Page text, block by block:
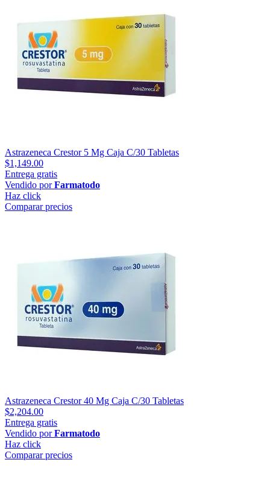
Astrazeneca Crestor 5 Mg Caja C/30 Tabletas
$1,149.00
Entrega gratis
Vendido porFarmatodo
Haz click
Comparar precios
Astrazeneca Crestor 40 Mg Caja C/30 Tabletas
$2,204.00
Entrega gratis
Vendido porFarmatodo
Haz click
Comparar precios